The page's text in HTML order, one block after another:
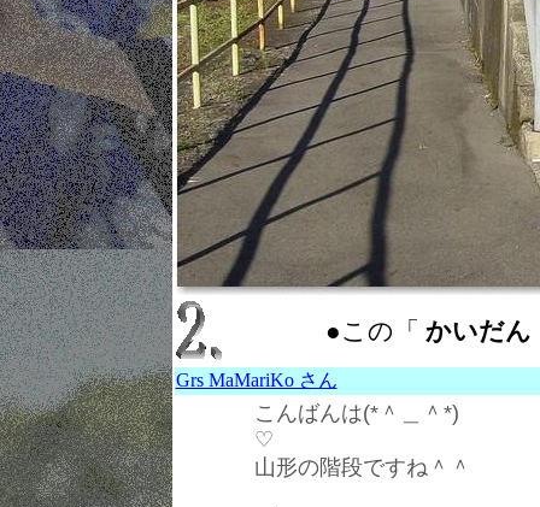
●この「 かいだん
Grs MaMariKo さん
こんばんは(*＾＿＾*)
♡
山形の階段ですね＾＾